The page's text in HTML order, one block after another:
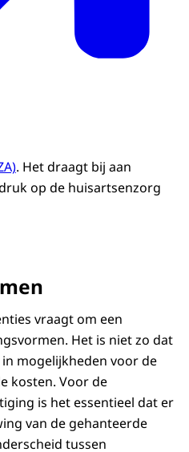
. Het draagt bij aan
op de huisartsenzorg
vraagt om een
Het is niet zo dat
mogelijkheden voor de
kosten. Voor de
is het essentieel dat er
van de gehanteerde
tussen